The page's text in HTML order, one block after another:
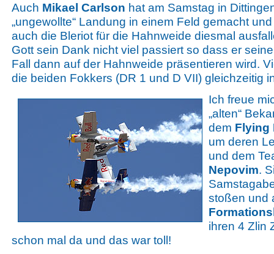
Auch Mikael Carlson hat am Samstag in
„ungewollte“ Landung in einem Feld gemacht
auch die Bleriot für die Hahnweide diesmal
Gott sein Dank nicht viel passiert so dass er
Fall dann auf der Hahnweide präsentieren wird.
die beiden Fokkers (DR 1 und D VII) gleichzeitig
Ich freue
„alten“
dem Flying
um deren
und dem
Nepovim.
stoßen und
ihren 4 Zlin
schon mal da und das war toll!